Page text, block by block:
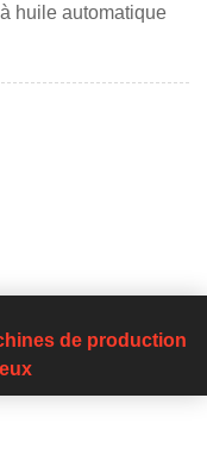
huile automatique
de production